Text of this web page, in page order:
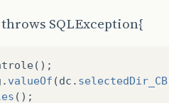
SQLException{
();
. valueOf (dc . selectedDir_CB
();